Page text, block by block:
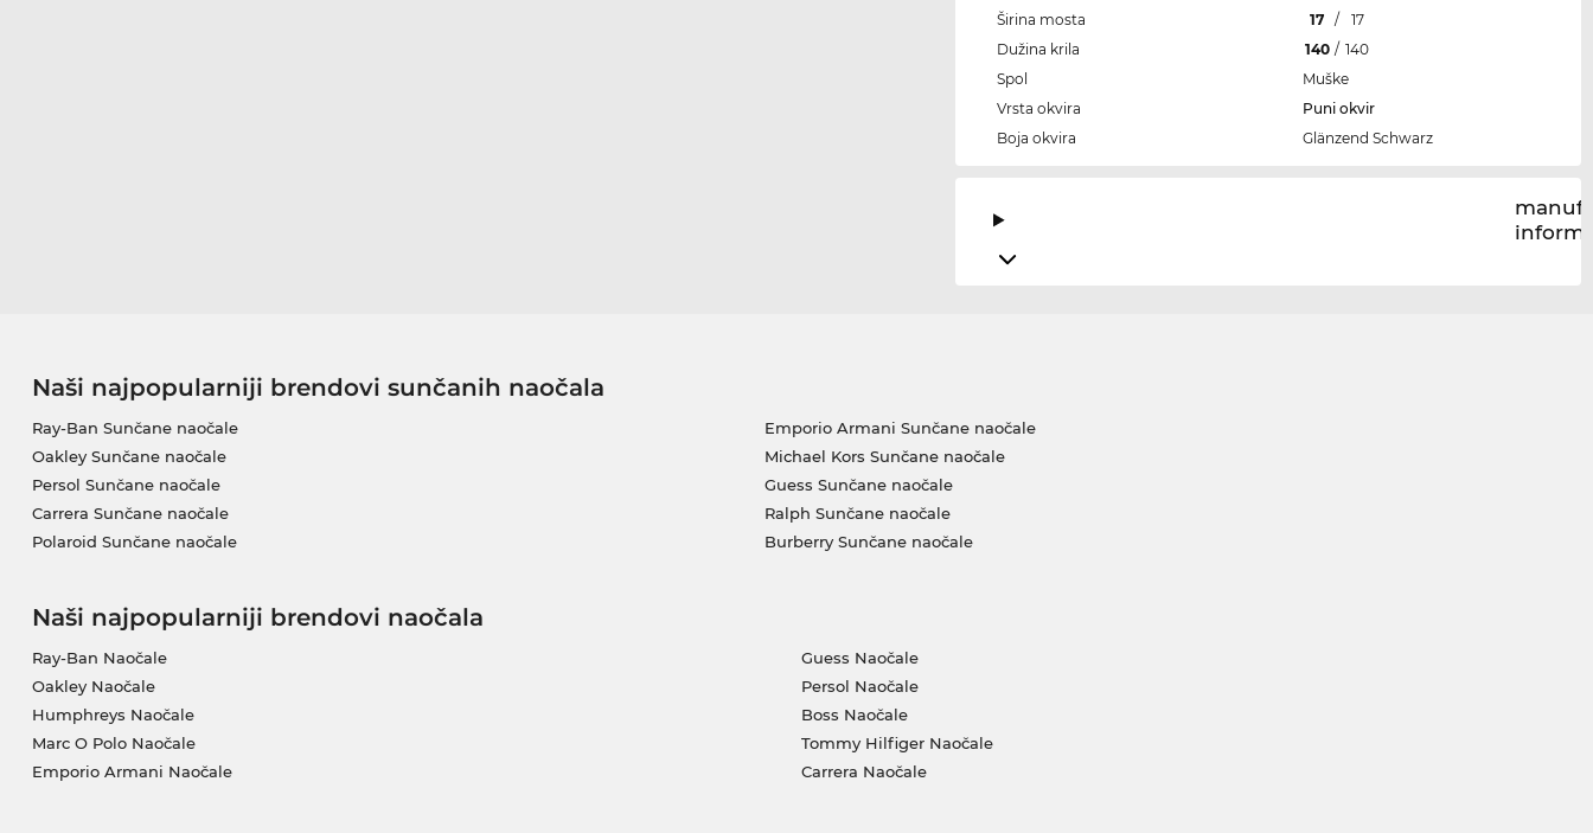
Širina mosta
17 /
17
Dužina krila
140 / 140
Spol
Muške
Vrsta okvira
Puni okvir
Boja okvira
Glänzend Schwarz
Naši najpopularniji brendovi sunčanih naočala
Ray-Ban Sunčane naočale
Oakley Sunčane naočale
Persol Sunčane naočale
Carrera Sunčane naočale
Polaroid Sunčane naočale
Emporio Armani Sunčane naočale
Michael Kors Sunčane naočale
Guess Sunčane naočale
Ralph Sunčane naočale
Burberry Sunčane naočale
Naši najpopularniji brendovi naočala
Ray-Ban Naočale
Oakley Naočale
Humphreys Naočale
Marc O Polo Naočale
Emporio Armani Naočale
Guess Naočale
Persol Naočale
Boss Naočale
Tommy Hilfiger Naočale
Carrera Naočale